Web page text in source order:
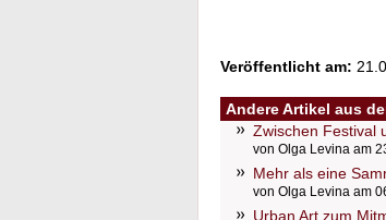
Veröffentlicht am:
Andere Artikel aus
Zwischen Festival
von Olga Levina am
Mehr als eine
von Olga Levina am
Urban Art zum